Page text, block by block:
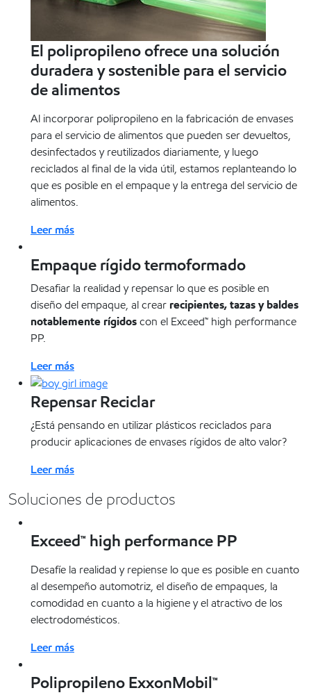
El polipropileno ofrece una solución
duradera y sostenible para el servicio
de alimentos
Al incorporar polipropileno en la fabricación de envases
para el servicio de alimentos que pueden ser devueltos,
desinfectados y reutilizados diariamente, y luego
reciclados al final de la vida útil, estamos replanteando lo
que es posible en el empaque y la entrega del servicio de
alimentos.
Leer más
Empaque rígido termoformado
Desafiar la realidad y repensar lo que es posible en
diseño del empaque, al crear recipientes, tazas y baldes
notablemente rígidoscon el Exceed™ high performance
PP.
Leer más
Repensar Reciclar
¿Está pensando en utilizar plásticos reciclados para
producir aplicaciones de envases rígidos de alto valor?
Leer más
Soluciones de productos
Exceed™ high performance PP
Desafíe la realidad y repiense lo que es posible en cuanto
al desempeño automotriz, el diseño de empaques, la
comodidad en cuanto a la higiene y el atractivo de los
electrodomésticos.
Leer más
Polipropileno ExxonMobil™